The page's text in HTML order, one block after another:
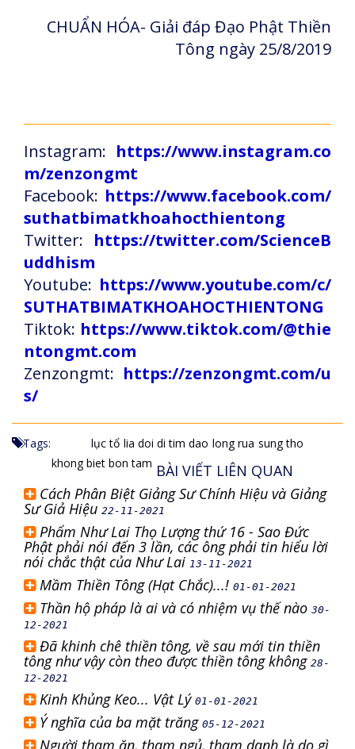
CHUẨN HÓA- Giải đáp Đạo Phật Thiền
Tông ngày 25/8/2019
Instagram: https://www.instagram.co
m/zenzongmt
Facebook: https://www.facebook.com/
suthatbimatkhoahocthientong
Twitter: https://twitter.com/ScienceB
uddhism
Youtube: https://www.youtube.com/c/
SUTHATBIMATKHOAHOCTHIENTONG
Tiktok: https://www.tiktok.com/@thie
ntongmt.com
Zenzongmt: https://zenzongmt.com/u
s/
Tags: lục tổ lia doi di tim dao long rua sung tho
khong biet bon tam BÀI VIẾT LIÊN QUAN
Cách Phân Biệt Giảng Sư Chính Hiệu và Giảng
Sư Giả Hiệu 22-11-2021
Phẩm Như Lai Thọ Lượng thứ 16 - Sao Đức
Phật phải nói đến 3 lần, các ông phải tin hiểu lời
nói chắc thật của Như Lai 13-11-2021
Mầm Thiền Tông (Hạt Chắc)...! 01-01-2021
Thần hộ pháp là ai và có nhiệm vụ thế nào 30-
12-2021
Đã khinh chê thiền tông, về sau mới tin thiền
tông như vậy còn theo được thiền tông không 28-
12-2021
Kinh Khủng Keo... Vật Lý 01-01-2021
Ý nghĩa của ba mặt trăng 05-12-2021
Người tham ăn, tham ngủ, tham danh là do gì